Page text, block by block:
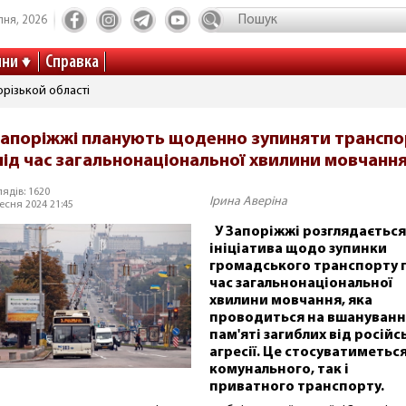
2026
Справка
області
планують щоденно зупиняти
час загальнонаціональної хвилини
1620
2024 21:45
Ірина Аверіна
У Запоріжжі розглядається
ініціатива щодо зупинки
громадського транспорту
час загальнонаціональної
хвилини мовчання, яка
проводиться на
пам'яті загиблих від
агресії. Це
комунального, так і
приватного транспорту.